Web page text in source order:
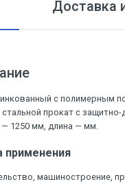
Доставка
с полимерным
прокат с
1250 мм, длина — мм.
применения
машиностроение,